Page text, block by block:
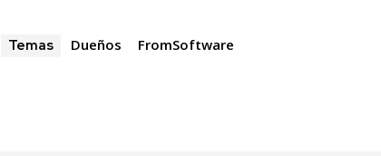
Temas Dueños FromSoftware